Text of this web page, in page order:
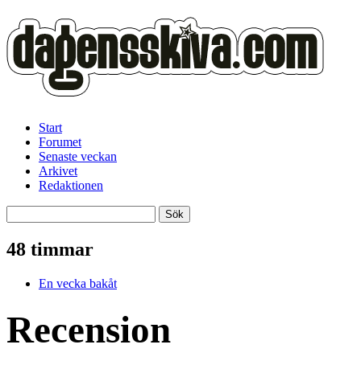
Start
Forumet
Senaste veckan
Arkivet
Redaktionen
48 timmar
En vecka bakåt
Recension